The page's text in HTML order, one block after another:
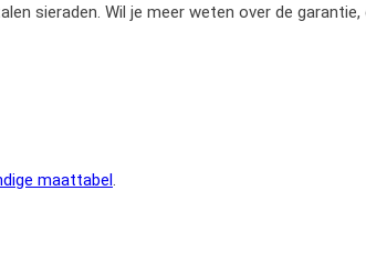
sieraden. Wil je meer weten over de garantie,
maattabel.